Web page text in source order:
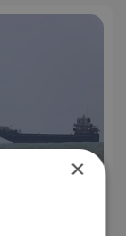
×